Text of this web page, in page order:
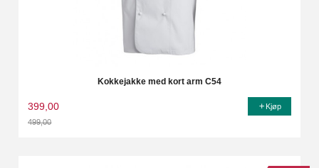
Kokkejakke med kort arm C54
399,00
499,00
Kjøp